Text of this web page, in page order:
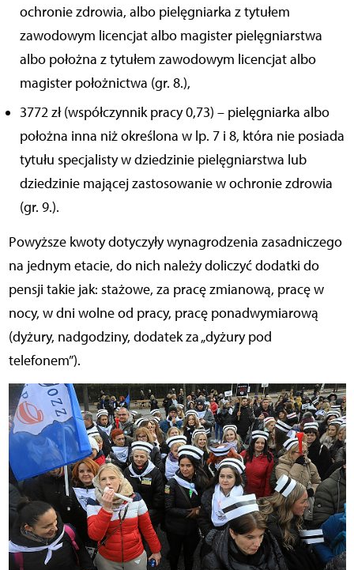
ochronie zdrowia, albo pielęgniarka z tytułem
zawodowym licencjat albo magister pielęgniarstwa
albo położna z tytułem zawodowym licencjat albo
magister położnictwa (gr. 8.),
3772 zł (współczynnik pracy 0,73) – pielęgniarka albo
położna inna niż określona w lp. 7 i 8, która nie posiada
tytułu specjalisty w dziedzinie pielęgniarstwa lub
dziedzinie mającej zastosowanie w ochronie zdrowia
(gr. 9.).
Powyższe kwoty dotyczyły wynagrodzenia zasadniczego
na jednym etacie, do nich należy doliczyć dodatki do
pensji takie jak: stażowe, za pracę zmianową, pracę w
nocy, w dni wolne od pracy, pracę ponadwymiarową
(dyżury, nadgodziny, dodatek za „dyżury pod
telefonem”).